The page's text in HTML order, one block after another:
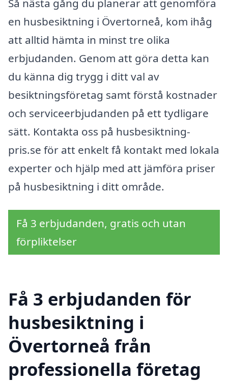
Så nästa gång du planerar att genomföra
en husbesiktning i Övertorneå, kom ihåg
att alltid hämta in minst tre olika
erbjudanden. Genom att göra detta kan
du känna dig trygg i ditt val av
besiktningsföretag samt förstå kostnader
och serviceerbjudanden på ett tydligare
sätt. Kontakta oss på husbesiktning-
pris.se för att enkelt få kontakt med lokala
experter och hjälp med att jämföra priser
på husbesiktning i ditt område.
Få 3 erbjudanden, gratis och utan
förpliktelser
Få 3 erbjudanden för
husbesiktning i
Övertorneå från
professionella företag